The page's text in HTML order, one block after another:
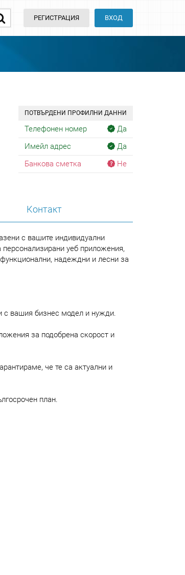
РЕГИСТРАЦИЯ ВХОД
ПОТВЪРДЕНИ ПРОФИЛНИ ДАННИ
Телефонен номер
Да
Имейл адрес
Да
Банкова сметка
Не
Контакт
с вашите индивидуални
уеб приложения,
надеждни и лесни за
с вашия бизнес модел и нужди.
за подобрена скорост и
че те са актуални и
план.
ще работи за вас и вашия